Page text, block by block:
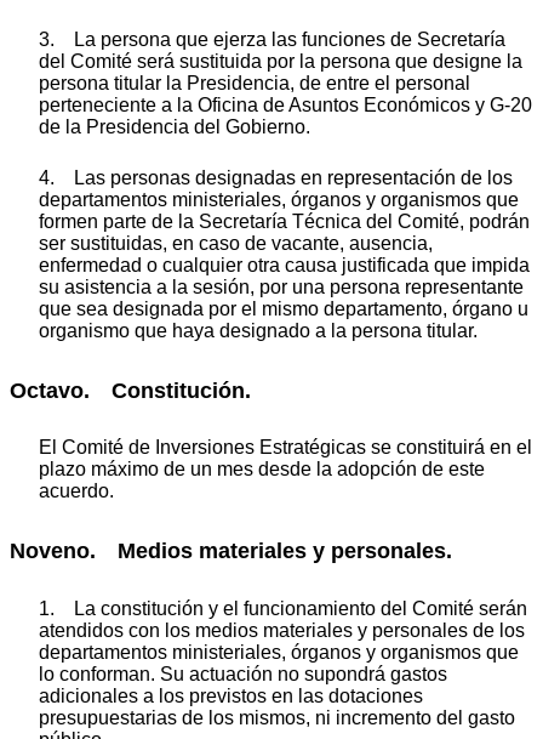
3. La persona que ejerza las funciones de Secretaría
del Comité será sustituida por la persona que designe la
persona titular la Presidencia, de entre el personal
perteneciente a la Oficina de Asuntos Económicos y G-20
de la Presidencia del Gobierno.
4. Las personas designadas en representación de los
departamentos ministeriales, órganos y organismos que
formen parte de la Secretaría Técnica del Comité, podrán
ser sustituidas, en caso de vacante, ausencia,
enfermedad o cualquier otra causa justificada que impida
su asistencia a la sesión, por una persona representante
que sea designada por el mismo departamento, órgano u
organismo que haya designado a la persona titular.
Octavo. Constitución.
El Comité de Inversiones Estratégicas se constituirá en el
plazo máximo de un mes desde la adopción de este
acuerdo.
Noveno. Medios materiales y personales.
1. La constitución y el funcionamiento del Comité serán
atendidos con los medios materiales y personales de los
departamentos ministeriales, órganos y organismos que
lo conforman. Su actuación no supondrá gastos
adicionales a los previstos en las dotaciones
presupuestarias de los mismos, ni incremento del gasto